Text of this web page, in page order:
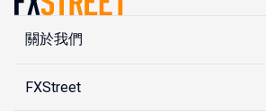
關於我們
FXStreet